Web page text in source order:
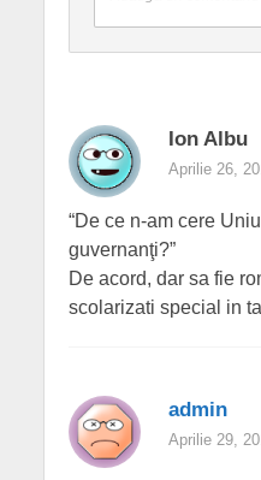
Ion Albu
Aprilie 26,
“De ce n-am cere
guvernanţi?”
De acord, dar sa fie
scolarizati special in
admin
Aprilie 29,